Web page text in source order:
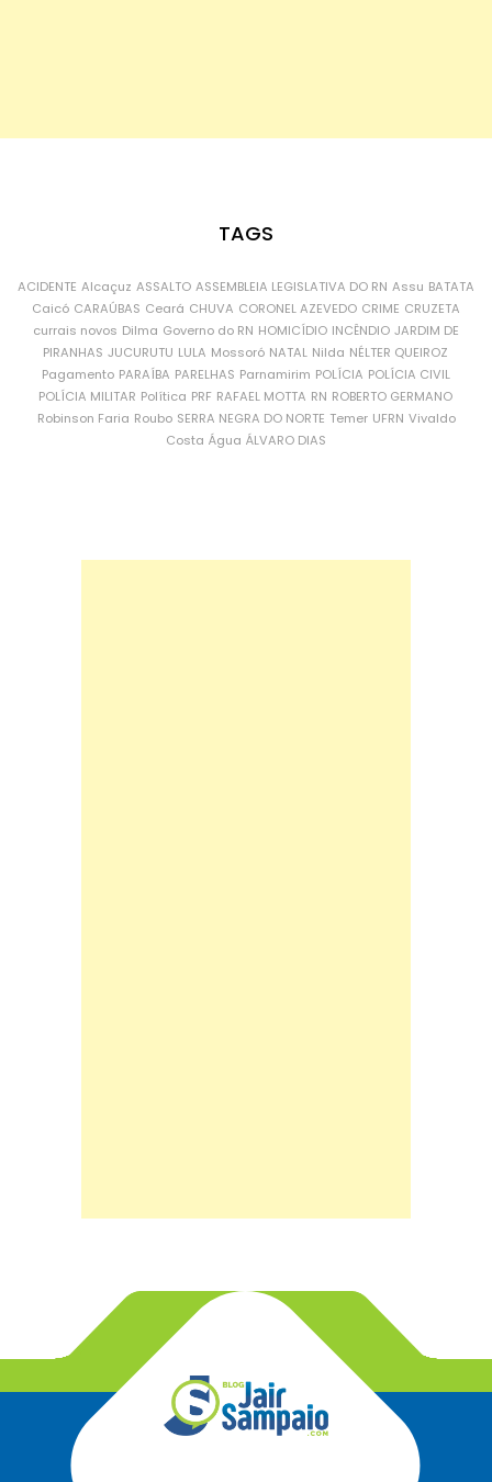
TAGS
ACIDENTE Alcaçuz ASSALTO ASSEMBLEIA LEGISLATIVA DO RN Assu BATATA
Caicó CARAÚBAS Ceará CHUVA CORONEL AZEVEDO CRIME CRUZETA
currais novos Dilma Governo do RN HOMICÍDIO INCÊNDIO JARDIM DE
PIRANHAS JUCURUTU LULA Mossoró NATAL Nilda NÉLTER QUEIROZ
Pagamento PARAÍBA PARELHAS Parnamirim POLÍCIA POLÍCIA CIVIL
POLÍCIA MILITAR Política PRF RAFAEL MOTTA RN ROBERTO GERMANO
Robinson Faria Roubo SERRA NEGRA DO NORTE Temer UFRN Vivaldo
Costa Água ÁLVARO DIAS